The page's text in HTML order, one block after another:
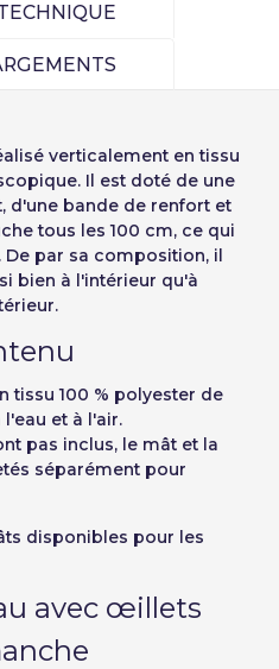
passe: Oui Non
mot de passe
compte
English
Français
Italiano
Denmark
(Slovak)
verticalement en tissu
Il est doté de une
d'une bande de renfort et
tous les 100 cm, ce qui
par sa composition, il
bien à l'intérieur qu'à
tissu 100 % polyester de
l'eau et à l'air.
pas inclus, le mât et la
séparément pour
disponibles pour les
avec œillets
unidad
Prix unitaire
-1,00 €
por favor
número
por favor